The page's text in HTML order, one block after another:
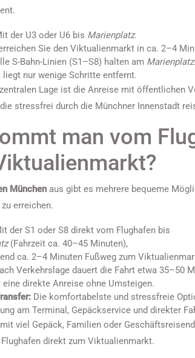
der U3 oder U6 bis Marienplatz.
Sie den Viktualienmarkt in ca. 2–4
S-Bahn-Linien (S1–S8) halten am Marienplatz.
liegt nur wenige Schritte entfernt.
Lage ist die Anreise mit öffentlichen
stressfrei durch die Münchner Innenstadt
man vom
München aus gibt es mehrere bequeme
erreichen.
der S1 oder S8 direkt vom Flughafen bis
(Fahrzeit ca. 40–45 Minuten),
ca. 2–4 Minuten Fußweg zum
Verkehrslage dauert die Fahrt etwa 35–50
eine direkte Anreise ohne Umsteigen.
Die komfortabelste und stressfreie
am Terminal, Gepäckservice und direkter
viel Gepäck, Familien oder
direkt zum Viktualienmarkt.